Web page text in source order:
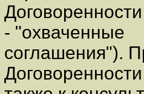
- "охваченные
соглашения").